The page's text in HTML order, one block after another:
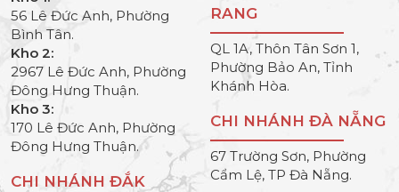
56 Lê Đức Anh, Phường
Bình Tân.
Kho 2:
2967 Lê Đức Anh, Phường
Đông Hưng Thuận.
Kho 3:
170 Lê Đức Anh, Phường
Đông Hưng Thuận.
CHI NHÁNH ĐẮK
RANG
QL 1A, Thôn Tân Sơn 1,
Phường Bảo An, Tỉnh
Khánh Hòa.
CHI NHÁNH ĐÀ NẴNG
67 Trường Sơn, Phường
Cẩm Lệ, TP Đà Nẵng.